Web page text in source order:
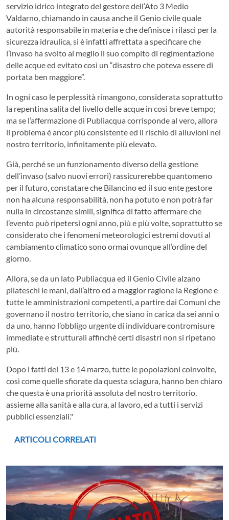
servizio idrico integrato del gestore dell’Ato 3 Medio
Valdarno, chiamando in causa anche il Genio civile quale
autorità responsabile in materia e che definisce i rilasci per la
sicurezza idraulica, si è infatti affrettata a specificare che
l’invaso ha svolto al meglio il suo compito di regimentazione
delle acque ed evitato così un “disastro che poteva essere di
portata ben maggiore”.
In ogni caso le perplessità rimangono, considerata soprattutto
la repentina salita del livello delle acque in così breve tempo;
ma se l’affermazione di Publiacqua corrisponde al vero, allora
il problema è ancor più consistente ed il rischio di alluvioni nel
nostro territorio, infinitamente più elevato.
Già, perché se un funzionamento diverso della gestione
dell’invaso (salvo nuovi errori) rassicurerebbe quantomeno
per il futuro, constatare che Bilancino ed il suo ente gestore
non ha alcuna responsabilità, non ha potuto e non potrà far
nulla in circostanze simili, significa di fatto affermare che
l’evento può ripetersi ogni anno, più e più volte, soprattutto se
considerato che i fenomeni meteorologici estremi dovuti al
cambiamento climatico sono ormai ovunque all’ordine del
giorno.
Allora, se da un lato Publiacqua ed il Genio Civile alzano
pilateschi le mani, dall’altro ed a maggior ragione la Regione e
tutte le amministrazioni competenti, a partire dai Comuni che
governano il nostro territorio, che siano in carica da sei anni o
da uno, hanno l’obbligo urgente di individuare contromisure
immediate e strutturali affinchè certi disastri non si ripetano
più.
Dopo i fatti del 13 e 14 marzo, tutte le popolazioni coinvolte,
così come quelle sfiorate da questa sciagura, hanno ben chiaro
che questa è una priorità assoluta del nostro territorio,
assieme alla sanità e alla cura, al lavoro, ed a tutti i servizi
pubblici essenziali."
ARTICOLI CORRELATI